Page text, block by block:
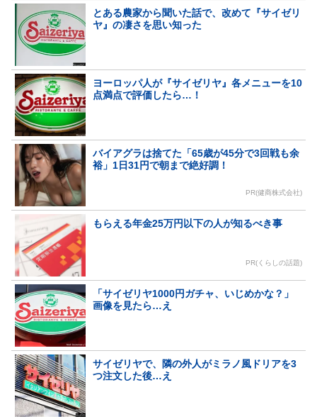
とある農家から聞いた話で、改めて『サイゼリ
ヤ』の凄さを思い知った
ヨーロッパ人が『サイゼリヤ』各メニューを10
点満点で評価したら…！
バイアグラは捨てた「65歳が45分で3回戦も余
裕」1日31円で朝まで絶好調！
PR(健商株式会社)
もらえる年金25万円以下の人が知るべき事
PR(くらしの話題)
「サイゼリヤ1000円ガチャ、いじめかな？」
画像を見たら…え
サイゼリヤで、隣の外人がミラノ風ドリアを3
つ注文した後…え